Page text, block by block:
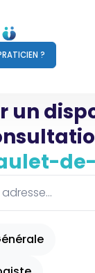
marche ?
?
un